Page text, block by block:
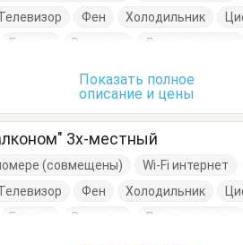
Фен Холодильник
Балкон Вешалка
Диван-кровать
Показать полное
описание и цены
3х-местный
(совмещены)
Wi-Fi интернет
Фен Холодильник
Балкон Вешалка
Диван-кровать